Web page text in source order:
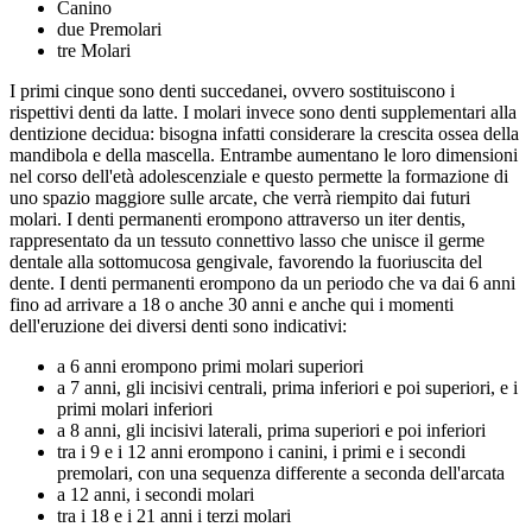
Canino
due Premolari
tre Molari
I primi cinque sono denti succedanei, ovvero sostituiscono i
rispettivi denti da latte. I molari invece sono denti supplementari alla
dentizione decidua: bisogna infatti considerare la crescita ossea della
mandibola e della mascella. Entrambe aumentano le loro dimensioni
nel corso dell'età adolescenziale e questo permette la formazione di
uno spazio maggiore sulle arcate, che verrà riempito dai futuri
molari. I denti permanenti erompono attraverso un iter dentis,
rappresentato da un tessuto connettivo lasso che unisce il germe
dentale alla sottomucosa gengivale, favorendo la fuoriuscita del
dente. I denti permanenti erompono da un periodo che va dai 6 anni
fino ad arrivare a 18 o anche 30 anni e anche qui i momenti
dell'eruzione dei diversi denti sono indicativi:
a 6 anni erompono primi molari superiori
a 7 anni, gli incisivi centrali, prima inferiori e poi superiori, e i
primi molari inferiori
a 8 anni, gli incisivi laterali, prima superiori e poi inferiori
tra i 9 e i 12 anni erompono i canini, i primi e i secondi
premolari, con una sequenza differente a seconda dell'arcata
a 12 anni, i secondi molari
tra i 18 e i 21 anni i terzi molari